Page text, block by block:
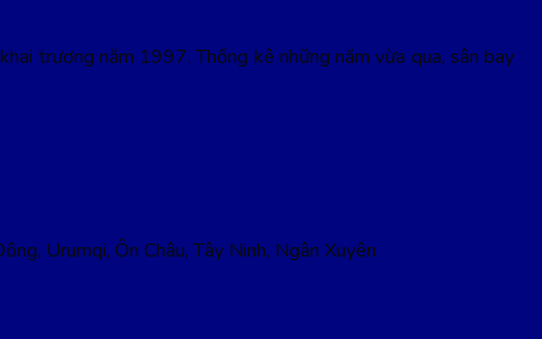
trương năm 1997. Thống kê những năm vừa qua, sân bay
Urumqi, Ôn Châu, Tây Ninh, Ngân Xuyên